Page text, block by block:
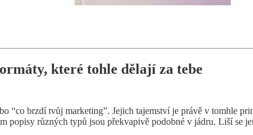
které tohle dělají za tebe
“co brzdí tvůj marketing”. Jejich tajemství je právě v tomhle
popisy různých typů jsou překvapivě podobné v jádru. Liší se